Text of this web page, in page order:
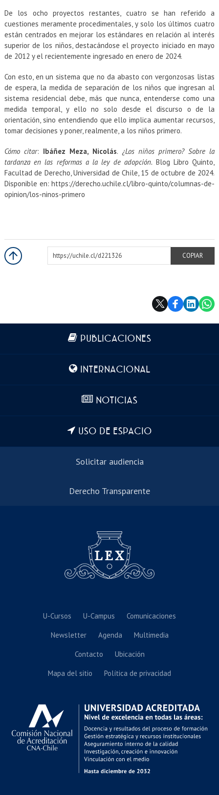
De los ocho proyectos restantes, cuatro se han referido a
cuestiones meramente procedimentales, y solo los últimos cuatro
están centrados en mejorar los estándares en relación al interés
superior de los niños, destacándose el proyecto iniciado en mayo
de 2012 y el recientemente ingresado en enero de 2024.
Con esto, en un sistema que no da abasto con vergonzosas listas
de espera, la medida de separación de los niños que ingresan al
sistema residencial debe, más que nunca, entenderse como una
medida temporal, y ello no solo desde el discurso o de la
orientación, sino entendiendo que ello implica aumentar recursos,
tomar decisiones y poner, realmente, a los niños primero.
Cómo citar: Ibáñez Meza, Nicolás. ¿Los niños primero? Sobre la
tardanza en las reformas a la ley de adopción. Blog Libro Quinto,
Facultad de Derecho, Universidad de Chile, 15 de octubre de 2024.
Disponible en: https://derecho.uchile.cl/libro-quinto/columnas-de-
opinion/los-ninos-primero
https://uchile.cl/d221326
COPIAR
Más información
PUBLICACIONES
INTERNACIONAL
NOTICIAS
USO DE ESPACIO
Solicitar audiencia
Derecho Transparente
U-Cursos U-Campus Comunicaciones
Newsletter Agenda Multimedia
Contacto Ubicación
Mapa del sitio Política de privacidad